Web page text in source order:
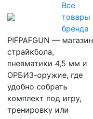
Все
товары
бренда
PIFPAFGUN — магазин
страйкбола,
пневматики 4,5 мм и
ОРБИЗ-оружие, где
удобно собрать
комплект под игру,
тренировку или